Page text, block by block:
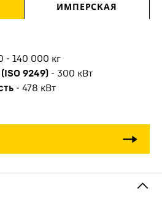
ИМПЕРСКАЯ
- 140 000 кг
9249) - 300 кВт
- 478 кВт